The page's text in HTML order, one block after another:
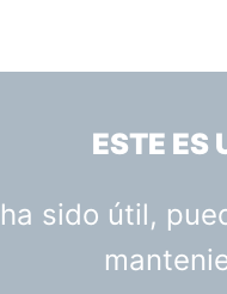
ESTE ES
sido útil,